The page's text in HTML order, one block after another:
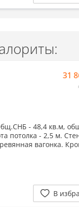
31
- 48,4 кв.м,
потолка - 2,5 м.
вагонка.
В